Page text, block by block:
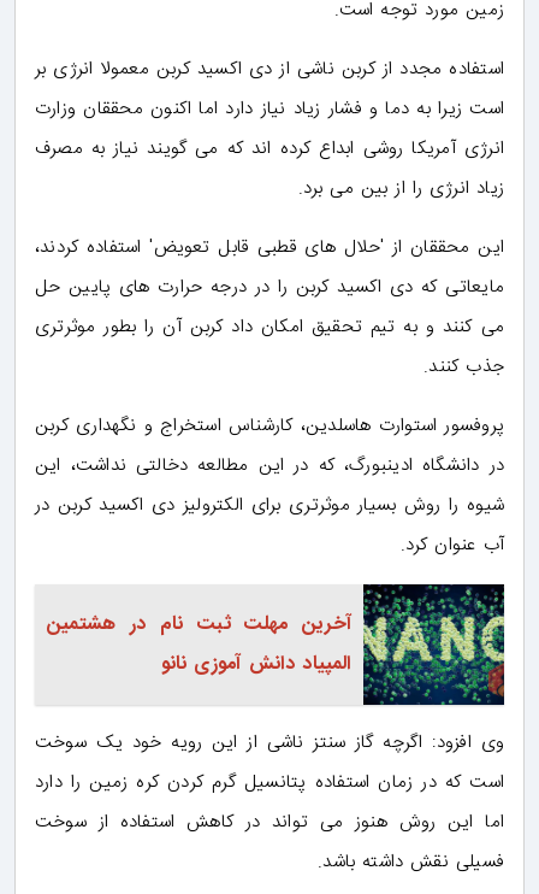
زمین مورد توجه است.
استفاده مجدد از کربن ناشی از دی اکسید کربن معمولا انرژی بر
است زیرا به دما و فشار زیاد نیاز دارد اما اکنون محققان وزارت
انرژی آمریکا روشی ابداع کرده اند که می گویند نیاز به مصرف
زیاد انرژی را از بین می برد.
این محققان از 'حلال های قطبی قابل تعویض' استفاده کردند،
مایعاتی که دی اکسید کربن را در درجه حرارت های پایین حل
می کنند و به تیم تحقیق امکان داد کربن آن را بطور موثرتری
جذب کنند.
پروفسور استوارت هاسلدین، کارشناس استخراج و نگهداری کربن
در دانشگاه ادینبورگ، که در این مطالعه دخالتی نداشت، این
شیوه را روش بسیار موثرتری برای الکترولیز دی اکسید کربن در
آب عنوان کرد.
آخرین مهلت ثبت نام در هشتمین
المپیاد دانش آموزی نانو
وی افزود: اگرچه گاز سنتز ناشی از این رویه خود یک سوخت
است که در زمان استفاده پتانسیل گرم کردن کره زمین را دارد
اما این روش هنوز می تواند در کاهش استفاده از سوخت
فسیلی نقش داشته باشد.